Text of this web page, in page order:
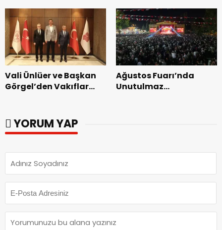
dönemin ön kayıtları
başladı.
Vali Ünlüer ve Başkan
Görgel’den Vakıflar
Ağustos Fuarı’nda
Unutulmaz
YORUM YAP